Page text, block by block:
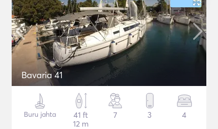
Bavaria 41
Buru jahta
41 ft
12 m
7 3 4